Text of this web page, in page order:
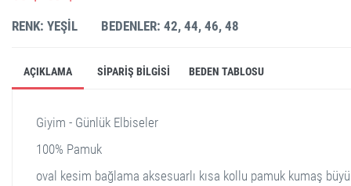
RENK: YEŞIL BEDENLER: 42, 44, 46, 48
AÇIKLAMA SIPARIŞ BILGISI BEDEN TABLOSU
Giyim - Günlük Elbiseler
100% Pamuk
oval kesim bağlama aksesuarlı kısa kollu pamuk kumaş